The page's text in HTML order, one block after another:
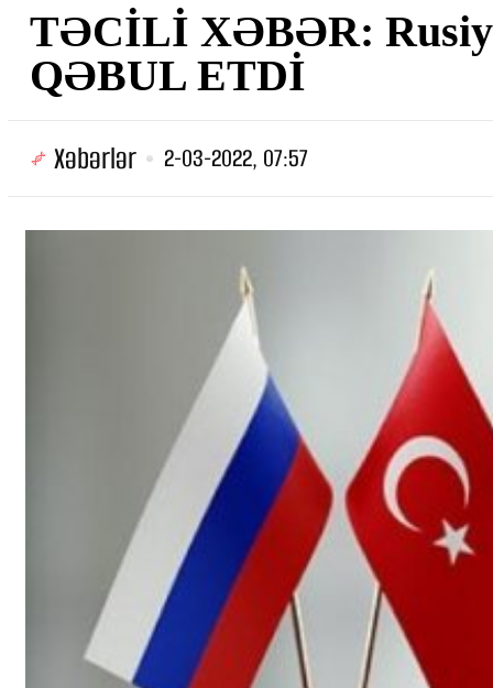
TƏCİLİ XƏBƏR:
QƏBUL ETDİ
Xəbərlər 2-03-2022, 07:57